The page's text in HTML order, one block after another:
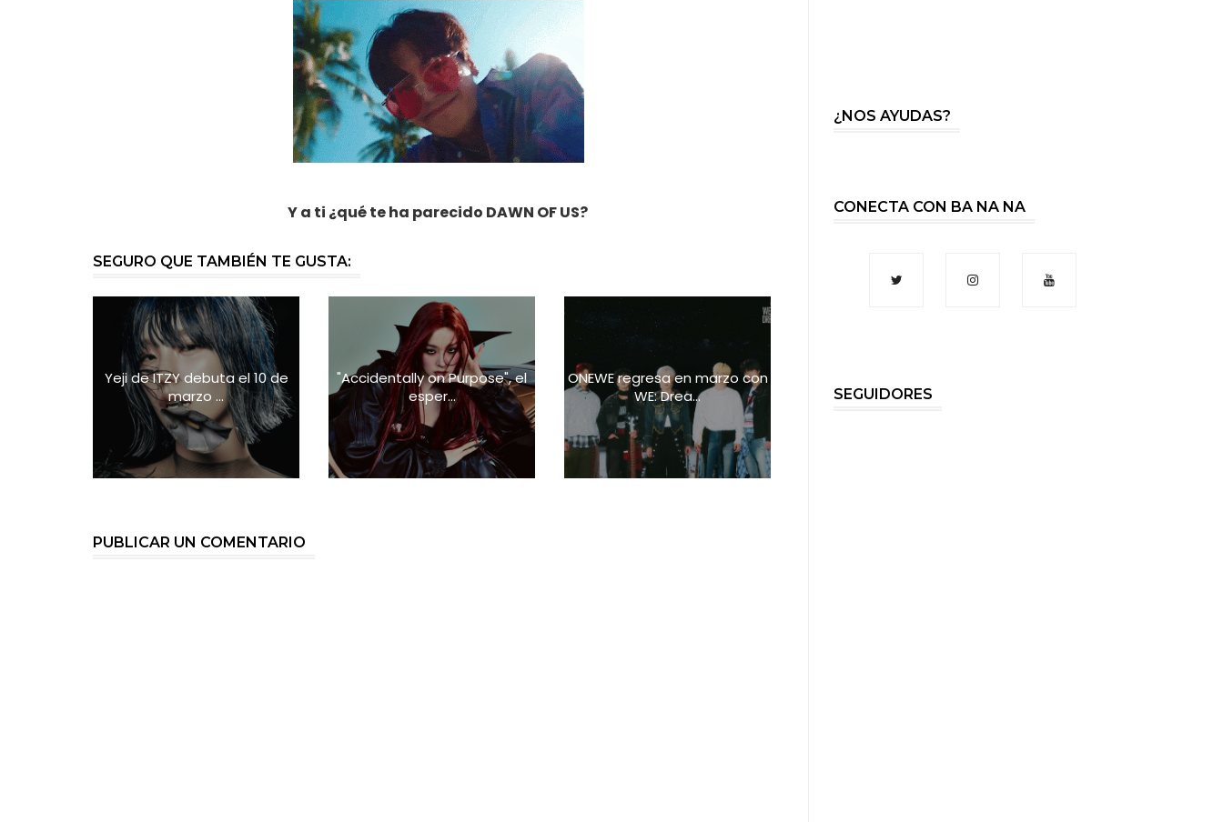
Y a ti ¿qué te ha parecido DAWN OF US?
SEGURO QUE TAMBIÉN TE GUSTA:
Yeji de ITZY debuta el 10 de
marzo ...
"Accidentally on Purpose", el
esper...
ONEWE regresa en marzo con
WE: Drea...
PUBLICAR UN COMENTARIO
¿NOS AYUDAS?
CONECTA CON BA NA NA
SEGUIDORES